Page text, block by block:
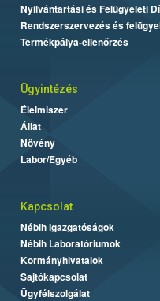
Nyilvántartási és Felügyeleti
Rendszerszervezés és
Termékpálya-ellenőrzés
Ügyintézés
Élelmiszer
Állat
Növény
Labor/Egyéb
Kapcsolat
Nébih Igazgatóságok
Nébih Laboratóriumok
Kormányhivatalok
Sajtókapcsolat
Ügyfélszolgálat